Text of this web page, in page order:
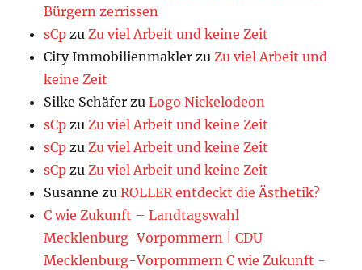
Bürgern zerrissen
sCp zuZu viel Arbeit und keine Zeit
City Immobilienmakler zuZu viel Arbeit und
keine Zeit
Silke Schäfer zuLogo Nickelodeon
sCp zuZu viel Arbeit und keine Zeit
sCp zuZu viel Arbeit und keine Zeit
sCp zuZu viel Arbeit und keine Zeit
Susanne zuROLLER entdeckt die Ästhetik?
C wie Zukunft – Landtagswahl
Mecklenburg-Vorpommern | CDU
Mecklenburg-Vorpommern C wie Zukunft -